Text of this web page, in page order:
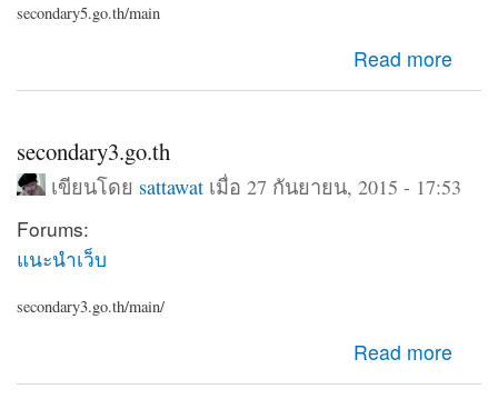
secondary5.go.th/main
Read more
secondary3.go.th
เขียนโดย sattawat เมื่อ 27 กันยายน, 2015 - 17:53
Forums:
แนะนำเว็บ
secondary3.go.th/main/
Read more